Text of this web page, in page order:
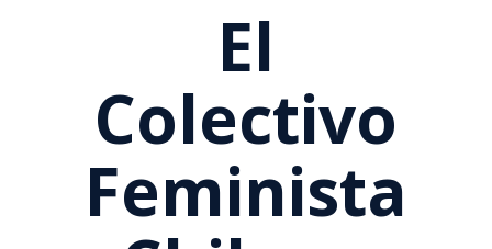
El
Colectivo
Feminista